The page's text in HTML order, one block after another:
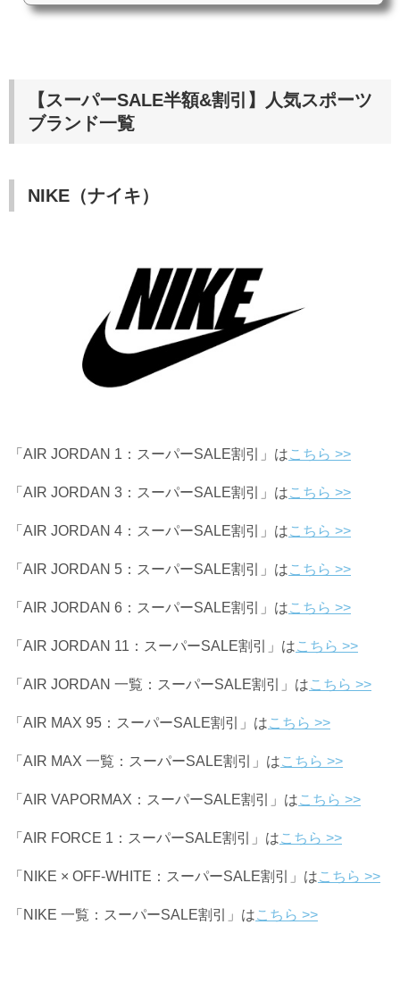
【スーパーSALE半額&割引】人気スポーツ
ブランド一覧
NIKE（ナイキ）
「AIR JORDAN 1：スーパーSALE割引」はこちら >>
「AIR JORDAN 3：スーパーSALE割引」はこちら >>
「AIR JORDAN 4：スーパーSALE割引」はこちら >>
「AIR JORDAN 5：スーパーSALE割引」はこちら >>
「AIR JORDAN 6：スーパーSALE割引」はこちら >>
「AIR JORDAN 11：スーパーSALE割引」はこちら >>
「AIR JORDAN 一覧：スーパーSALE割引」はこちら >>
「AIR MAX 95：スーパーSALE割引」はこちら >>
「AIR MAX 一覧：スーパーSALE割引」はこちら >>
「AIR VAPORMAX：スーパーSALE割引」はこちら >>
「AIR FORCE 1：スーパーSALE割引」はこちら >>
「NIKE × OFF-WHITE：スーパーSALE割引」はこちら >>
「NIKE 一覧：スーパーSALE割引」はこちら >>